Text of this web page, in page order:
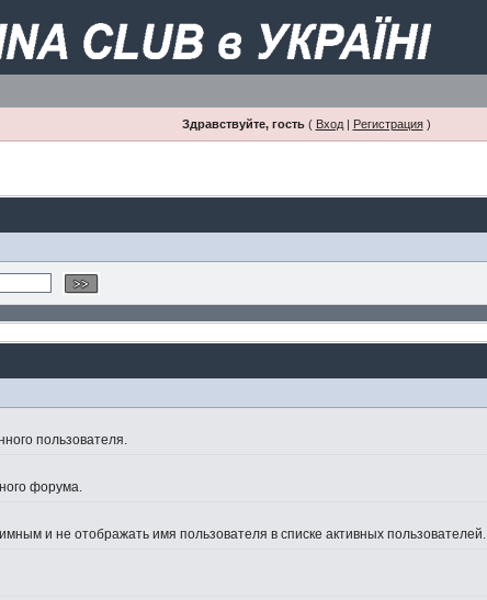
Здравствуйте, гость( Вход| Регистрация)
пользователя.
форума.
и не отображать имя пользователя в списке активных пользователей.